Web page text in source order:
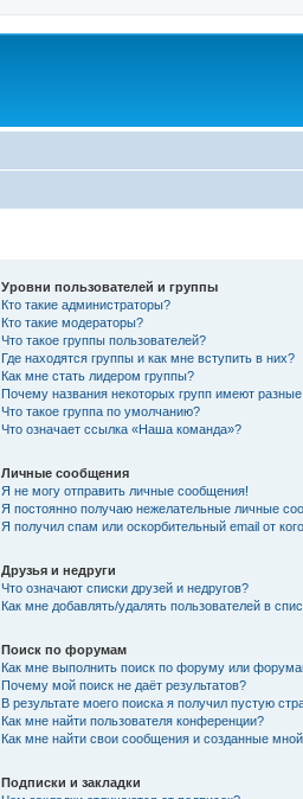
Уровни пользователей и группы
Кто такие администраторы?
Кто такие модераторы?
Что такое группы пользователей?
Где находятся группы и как мне вступить в них?
Как мне стать лидером группы?
Почему названия некоторых групп имеют разные
Что такое группа по умолчанию?
Что означает ссылка «Наша команда»?
Личные сообщения
Я не могу отправить личные сообщения!
Я постоянно получаю нежелательные личные
Я получил спам или оскорбительный email от
Друзья и недруги
Что означают списки друзей и недругов?
Как мне добавлять/удалять пользователей в
Поиск по форумам
Как мне выполнить поиск по форуму или
Почему мой поиск не даёт результатов?
В результате моего поиска я получил пустую
Как мне найти пользователя конференции?
Как мне найти свои сообщения и созданные
Подписки и закладки